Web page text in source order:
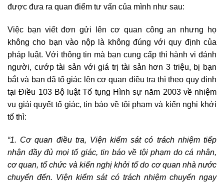
được đưa ra quan điểm tư vấn của mình như sau:
Việc bạn viết đơn gửi lên cơ quan công an nhưng họ
không cho bạn vào nộp là không đúng với quy định của
pháp luật. Với thông tin mà bạn cung cấp thì hành vi đánh
người, cướp tài sản với giá trị tài sản hơn 3 triệu, bị bạn
bắt và bạn đã tố giác lên cơ quan điều tra thì theo quy định
tại Điều 103 Bộ luật Tố tụng Hình sự năm 2003 về nhiệm
vụ giải quyết tố giác, tin báo về tội phạm và kiến nghị khởi
tố thì:
“1. Cơ quan điều tra, Viện kiểm sát có trách nhiệm tiếp
nhận đầy đủ mọi tố giác, tin báo về tội phạm do cá nhân,
cơ quan, tổ chức và kiến nghị khởi tố do cơ quan nhà nước
chuyển đến. Viện kiểm sát có trách nhiệm chuyển ngay